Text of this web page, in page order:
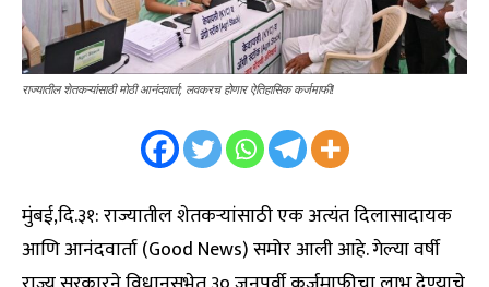
राज्यातील शेतकऱ्यांसाठी मोठी आनंदवार्ता; लवकरच होणार ऐतिहासिक कर्जमाफी!
मुंबई,दि.३१: राज्यातील शेतकऱ्यांसाठी एक अत्यंत दिलासादायक
आणि आनंदवार्ता (Good News) समोर आली आहे. गेल्या वर्षी